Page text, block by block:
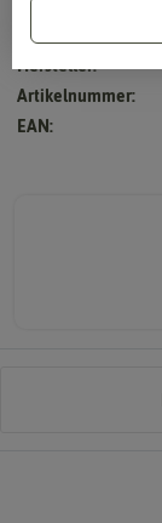
Hersteller:
Artikelnummer:
EAN: